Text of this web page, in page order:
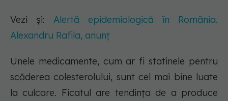
Vezi și: Alertă epidemiologică în România.
Alexandru Rafila, anunț
Unele medicamente, cum ar fi statinele pentru
scăderea colesterolului, sunt cel mai bine luate
la culcare. Ficatul are tendința de a produce